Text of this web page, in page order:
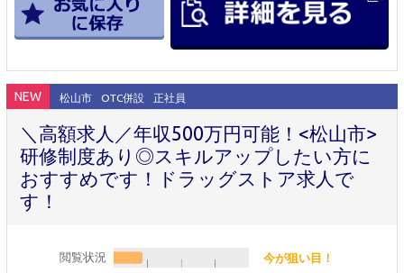
NEW 松山市 OTC併設 正社員
＼高額求人／年収500万円可能！<松山市>
研修制度あり◎スキルアップしたい方に
おすすめです！ドラッグストア求人で
す！
閲覧状況 今が狙い目！